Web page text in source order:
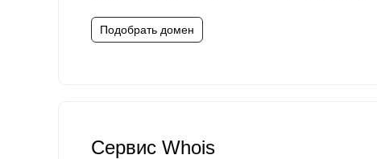
Подобрать домен
Сервис Whois